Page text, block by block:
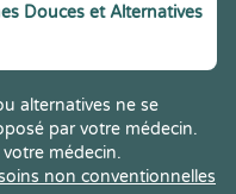
Douces et Alternatives
alternatives ne se
par votre médecin.
médecin.
non conventionnelles